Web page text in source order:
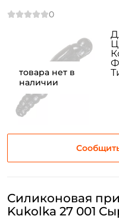
товара нет в
наличии
Силиконовая
Kukolka 27 001